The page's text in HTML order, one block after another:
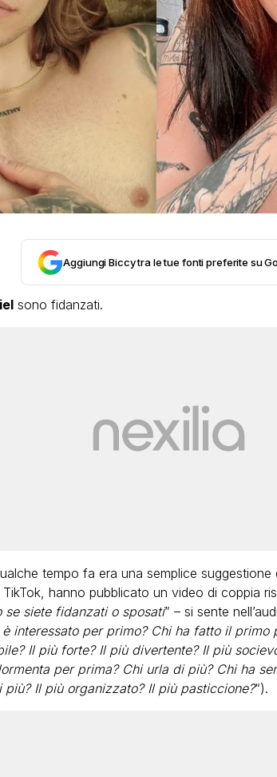
Aggiungi Biccy tra le tue fonti preferite su
sono fidanzati.
tempo fa era una semplice
hanno pubblicato un video di coppia
se siete fidanzati o sposati” – si sente
interessato per primo? Chi ha fatto il primo
Il più forte? Il più divertente? Il più
per prima? Chi urla di più? Chi ha
più? Il più organizzato? Il più pasticcione?“).
LGBT
Bambola Star, la festa di